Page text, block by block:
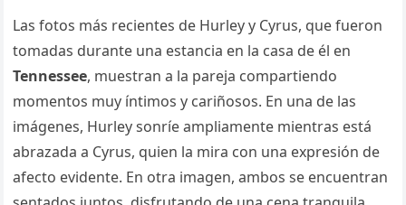
Las fotos más recientes de Hurley y Cyrus, que fueron
tomadas durante una estancia en la casa de él en
Tennessee, muestran a la pareja compartiendo
momentos muy íntimos y cariñosos. En una de las
imágenes, Hurley sonríe ampliamente mientras está
abrazada a Cyrus, quien la mira con una expresión de
afecto evidente. En otra imagen, ambos se encuentran